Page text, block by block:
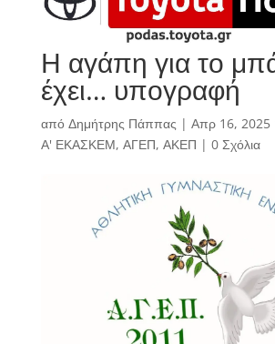
Η αγάπη για το
έχει… υπογραφή
από Δημήτρης Πάππας | Απρ 16, 2025
Α' ΕΚΑΣΚΕΜ, ΑΓΕΠ, ΑΚΕΠ | 0 Σχόλια